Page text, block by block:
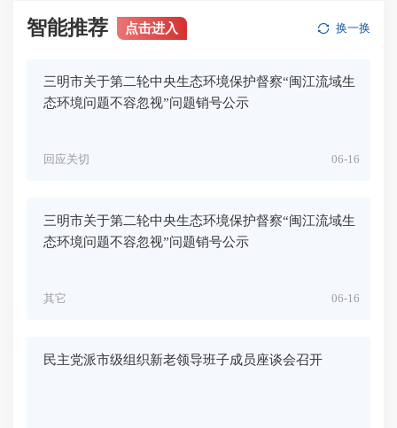
智能推荐 点击进入 换一换
三明市关于第二轮中央生态环境保护督察“闽江流域生
态环境问题不容忽视”问题销号公示
06-16
回应关切
三明市关于第二轮中央生态环境保护督察“闽江流域生
态环境问题不容忽视”问题销号公示
06-16
其它
民主党派市级组织新老领导班子成员座谈会召开